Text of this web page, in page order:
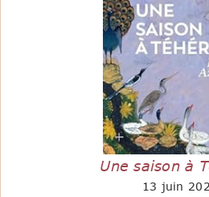
Une saison à
13 juin